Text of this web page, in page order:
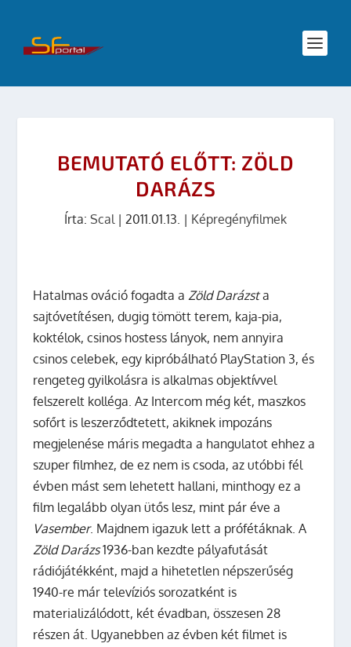
BEMUTATÓ ELŐTT: ZÖLD
DARÁZS
Írta: Scal| 2011.01.13. | Képregényfilmek
Hatalmas ováció fogadta aZöld Darázsta
sajtóvetítésen, dugig tömött terem, kaja-pia,
koktélok, csinos hostess lányok, nem annyira
csinos celebek, egy kipróbálható PlayStation 3, és
rengeteg gyilkolásra is alkalmas objektívvel
felszerelt kolléga. Az Intercom még két, maszkos
sofőrt is leszerződtetett, akiknek impozáns
megjelenése máris megadta a hangulatot ehhez a
szuper filmhez, de ez nem is csoda, az utóbbi fél
évben mást sem lehetett hallani, minthogy ez a
film legalább olyan ütős lesz, mint pár éve a
Vasember. Majdnem igazuk lett a prófétáknak. A
Zöld Darázs1936-ban kezdte pályafutását
rádiójátékként, majd a hihetetlen népszerűség
1940-re már televíziós sorozatként is
materializálódott, két évadban, összesen 28
részen át. Ugyanebben az évben két filmet is